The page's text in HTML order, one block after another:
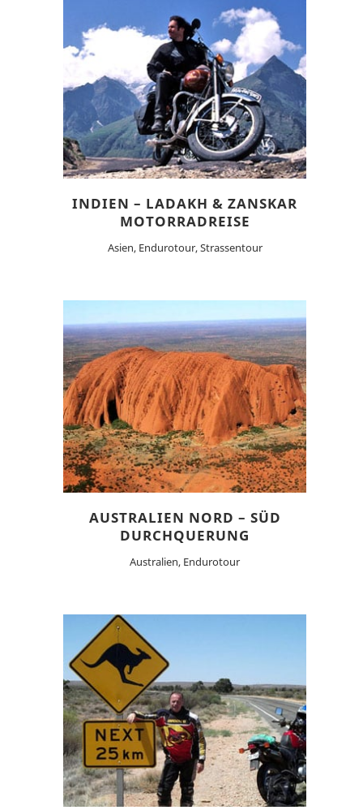
INDIEN – LADAKH & ZANSKAR
MOTORRADREISE
Asien, Endurotour, Strassentour
AUSTRALIEN NORD – SÜD
DURCHQUERUNG
Australien, Endurotour